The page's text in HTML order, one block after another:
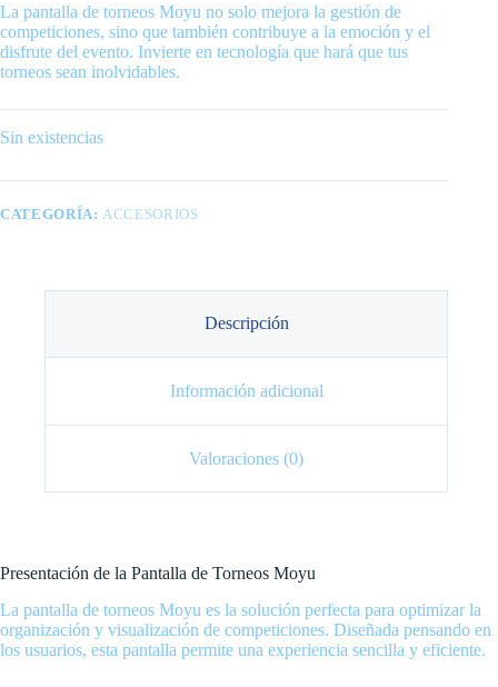
La pantalla de torneos Moyu no solo mejora la gestión de
competiciones, sino que también contribuye a la emoción y el
disfrute del evento. Invierte en tecnología que hará que tus
torneos sean inolvidables.
Sin existencias
CATEGORÍA: ACCESORIOS
Descripción
Información adicional
Valoraciones (0)
Presentación de la Pantalla de Torneos Moyu
La pantalla de torneos Moyu es la solución perfecta para optimizar la
organización y visualización de competiciones. Diseñada pensando en
los usuarios, esta pantalla permite una experiencia sencilla y eficiente.